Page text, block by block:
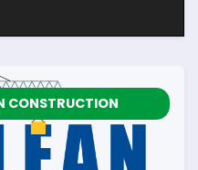
CONSTRUCTION